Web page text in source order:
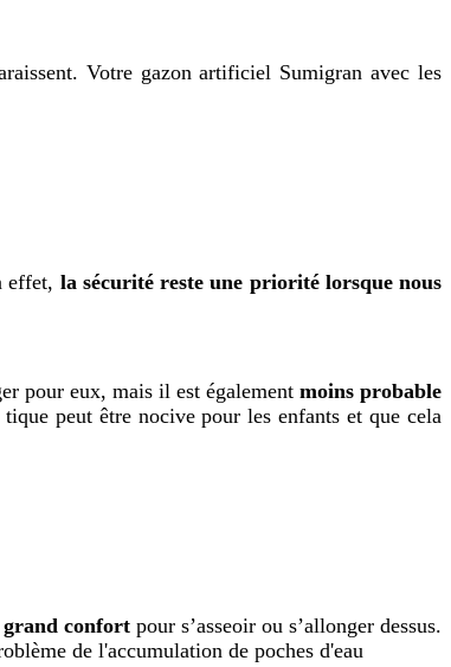
Votre gazon artificiel Sumigran avec les
effet, la sécurité reste une priorité lorsque nous
pour eux, mais il est également moins probable
peut être nocive pour les enfants et que cela
grand confort pour s’asseoir ou s’allonger dessus.
de l'accumulation de poches d'eau